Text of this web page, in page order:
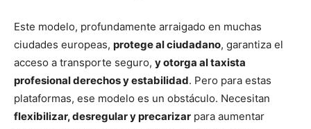
Este modelo, profundamente arraigado en muchas
ciudades europeas, protege al ciudadano, garantiza el
acceso a transporte seguro, y otorga al taxista
profesional derechos y estabilidad. Pero para estas
plataformas, ese modelo es un obstáculo. Necesitan
flexibilizar, desregular y precarizar para aumentar